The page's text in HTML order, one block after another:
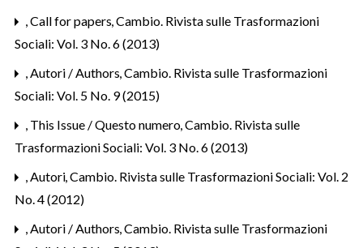
,Call for papers,Cambio. Rivista sulle Trasformazioni
Sociali: Vol. 3 No. 6 (2013)
,Autori / Authors,Cambio. Rivista sulle Trasformazioni
Sociali: Vol. 5 No. 9 (2015)
, This Issue / Questo numero,Cambio. Rivista sulle
Trasformazioni Sociali: Vol. 3 No. 6 (2013)
,Autori,Cambio. Rivista sulle Trasformazioni Sociali: Vol. 2
No. 4 (2012)
,Autori / Authors,Cambio. Rivista sulle Trasformazioni